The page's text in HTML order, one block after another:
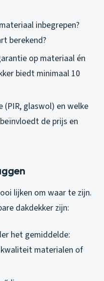
inbegrepen?
berekend?
op materiaal én
biedt minimaal 10
(PIR, glaswol) en welke
de prijs en
lijken om waar te zijn.
dakdekker zijn:
het gemiddelde:
materialen of